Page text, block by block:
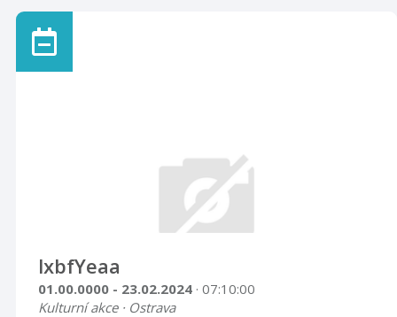
lxbfYeaa
01.00.0000 - 23.02.2024 · 07:10:00
Kulturní akce · Ostrava